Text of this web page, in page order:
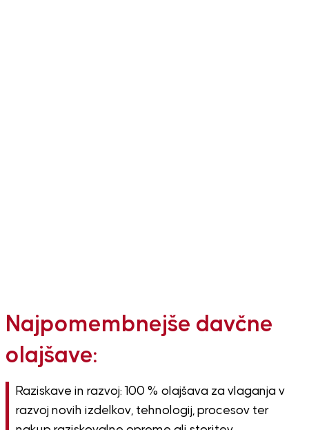
Najpomembnejše davčne
olajšave:
Raziskave in razvoj: 100 % olajšava za vlaganja v
razvoj novih izdelkov, tehnologij, procesov ter